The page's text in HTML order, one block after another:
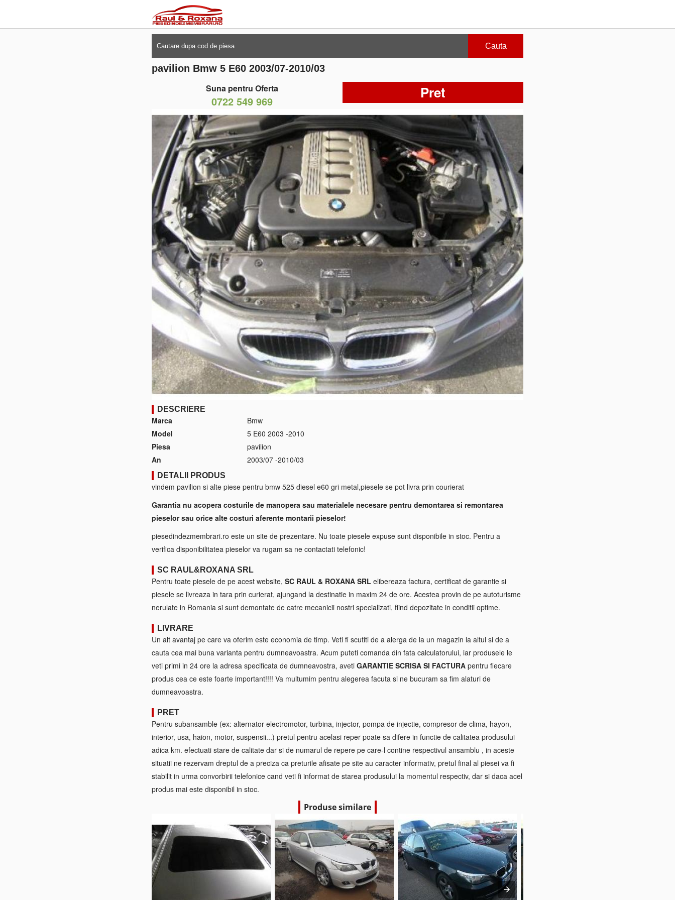
Cauta
pavilion Bmw 5 E60 2003/07-2010/03
Suna pentru Oferta
0722 549 969 Pret
DESCRIERE
Marca
Bmw
Model
5 E60 2003 -2010
Piesa
pavilion
An
2003/07 -2010/03
DETALII PRODUS
vindem pavilion si alte piese pentru bmw 525 diesel e60 gri metal,piesele se pot livra prin courierat
Garantia nu acopera costurile de manopera sau materialele necesare pentru demontarea si remontarea
pieselor sau orice alte costuri aferente montarii pieselor!
piesedindezmembrari.ro este un site de prezentare. Nu toate piesele expuse sunt disponibile in stoc. Pentru a
verifica disponibilitatea pieselor va rugam sa ne contactati telefonic!
SC RAUL&ROXANA SRL
Pentru toate piesele de pe acest website, SC RAUL & ROXANA SRL elibereaza factura, certificat de garantie si
piesele se livreaza in tara prin curierat, ajungand la destinatie in maxim 24 de ore. Acestea provin de pe autoturisme
nerulate in Romania si sunt demontate de catre mecanicii nostri specializati, fiind depozitate in conditii optime.
LIVRARE
Un alt avantaj pe care va oferim este economia de timp. Veti fi scutiti de a alerga de la un magazin la altul si de a
cauta cea mai buna varianta pentru dumneavoastra. Acum puteti comanda din fata calculatorului, iar produsele le
veti primi in 24 ore la adresa specificata de dumneavostra, aveti GARANTIE SCRISA SI FACTURA pentru fiecare
produs cea ce este foarte important!!!! Va multumim pentru alegerea facuta si ne bucuram sa fim alaturi de
dumneavoastra.
PRET
Pentru subansamble (ex: alternator electromotor, turbina, injector, pompa de injectie, compresor de clima, hayon,
interior, usa, haion, motor, suspensii...) pretul pentru acelasi reper poate sa difere in functie de calitatea produsului
adica km. efectuati stare de calitate dar si de numarul de repere pe care-l contine respectivul ansamblu , in aceste
situatii ne rezervam dreptul de a preciza ca preturile afisate pe site au caracter informativ, pretul final al piesei va fi
stabilit in urma convorbirii telefonice cand veti fi informat de starea produsului la momentul respectiv, dar si daca acel
produs mai este disponibil in stoc.
Produse similare